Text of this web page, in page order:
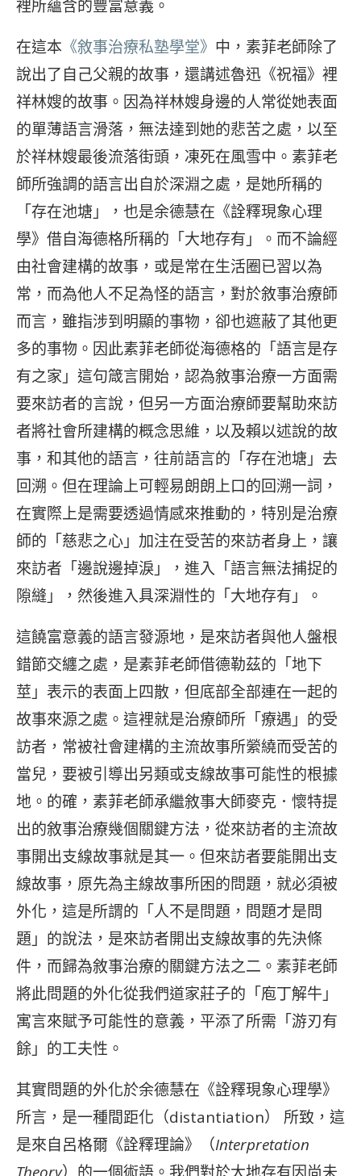
裡所蘊含的豐富意義。
在這本 《敘事治療私塾學堂》 中，素菲老師除了
說出了自己父親的故事，還講述魯迅《祝福》裡
祥林嫂的故事。因為祥林嫂身邊的人常從她表面
的單薄語言滑落，無法達到她的悲苦之處，以至
於祥林嫂最後流落街頭，凍死在風雪中。素菲老
師所強調的語言出自於深淵之處，是她所稱的
「存在池塘」，也是余德慧在《詮釋現象心理
學》借自海德格所稱的「大地存有」。而不論經
由社會建構的故事，或是常在生活圈已習以為
常，而為他人不足為怪的語言，對於敘事治療師
而言，雖指涉到明顯的事物，卻也遮蔽了其他更
多的事物。因此素菲老師從海德格的「語言是存
有之家」這句箴言開始，認為敘事治療一方面需
要來訪者的言說，但另一方面治療師要幫助來訪
者將社會所建構的概念思維，以及賴以述說的故
事，和其他的語言，往前語言的「存在池塘」去
回溯。但在理論上可輕易朗朗上口的回溯一詞，
在實際上是需要透過情感來推動的，特別是治療
師的「慈悲之心」加注在受苦的來訪者身上，讓
來訪者「邊說邊掉淚」，進入「語言無法捕捉的
隙縫」，然後進入具深淵性的「大地存有」。
這饒富意義的語言發源地，是來訪者與他人盤根
錯節交纏之處，是素菲老師借德勒茲的「地下
莖」表示的表面上四散，但底部全部連在一起的
故事來源之處。這裡就是治療師所「療遇」的受
訪者，常被社會建構的主流故事所縈繞而受苦的
當兒，要被引導出另類或支線故事可能性的根據
地。的確，素菲老師承繼敘事大師麥克．懷特提
出的敘事治療幾個關鍵方法，從來訪者的主流故
事開出支線故事就是其一。但來訪者要能開出支
線故事，原先為主線故事所困的問題，就必須被
外化，這是所謂的「人不是問題，問題才是問
題」的說法，是來訪者開出支線故事的先決條
件，而歸為敘事治療的關鍵方法之二。素菲老師
將此問題的外化從我們道家莊子的「庖丁解牛」
寓言來賦予可能性的意義，平添了所需「游刃有
餘」的工夫性。
其實問題的外化於余德慧在《詮釋現象心理學》
所言，是一種間距化（distantiation） 所致，這
是來自呂格爾《詮釋理論》（Interpretation